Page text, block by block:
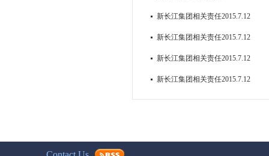
新长江集团相关责任2015.7.12
新长江集团相关责任2015.7.12
新长江集团相关责任2015.7.12
新长江集团相关责任2015.7.12